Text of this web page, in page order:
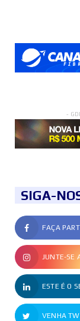
-
SIGA-
FAÇA
JUNTE-SE
ESTE É O
VENHA